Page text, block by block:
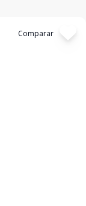
Comparar